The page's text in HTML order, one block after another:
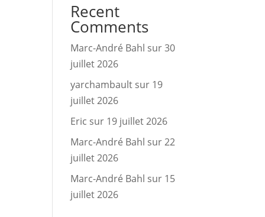
Recent
Comments
Marc-André Bahl sur30
juillet 2026
yarchambault sur 19
juillet 2026
Eric sur 19 juillet 2026
Marc-André Bahl sur22
juillet 2026
Marc-André Bahl sur 15
juillet 2026